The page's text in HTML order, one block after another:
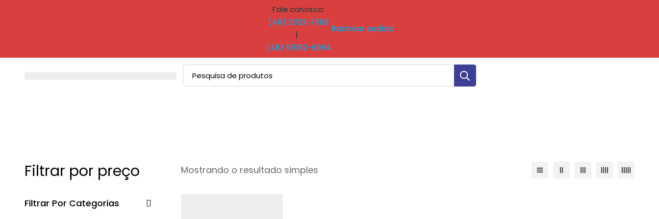
Fale conosco:
(48) 3023-7368
(48) 99182-6994
Rastrear pedido
Filtrar por preço
Filtrar Por Categorias
Mostrando o resultado simples